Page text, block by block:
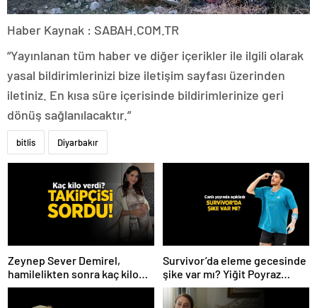
Haber Kaynak : SABAH.COM.TR
“Yayınlanan tüm haber ve diğer içerikler ile ilgili olarak
yasal bildirimlerinizi bize iletişim sayfası üzerinden
iletiniz. En kısa süre içerisinde bildirimlerinize geri
dönüş sağlanılacaktır.”
bitlis Diyarbakır
Zeynep Sever Demirel,
hamilelikten sonra kaç kilo
verdiğini açıkladı! ‘Yaza kadar
Survivor’da eleme gecesinde
şike var mı? Yiğit Poyraz
düelloda Volkan’la
yaşananları ilk kez anlattı!